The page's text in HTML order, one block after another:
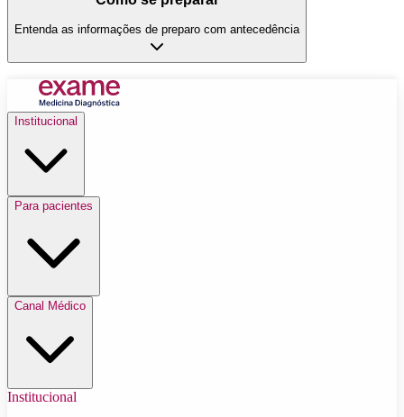
Entenda as informações de preparo com antecedência
Institucional
Para pacientes
Canal Médico
Institucional